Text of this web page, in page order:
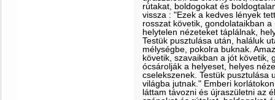
rútakat, boldogokat és
vissza : "Ezek a kedves lények
rosszat követik, gondolataikban
helytelen nézeteket táplálnak,
Testük pusztulása után, haláluk
mélységbe, pokolra buknak.
követik, szavaikban a jót követik,
ócsárolják a helyeset, helyes
cselekszenek. Testük pusztulása
világba jutnak." Emberi
láttam távozni és újraszületni az